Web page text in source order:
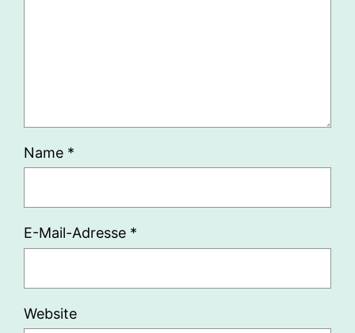
Name *
E-Mail-Adresse *
Website